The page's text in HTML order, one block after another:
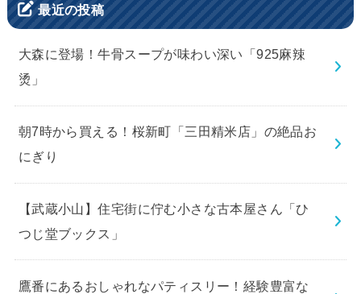
最近の投稿
大森に登場！牛骨スープが味わい深い「925麻辣
烫」
朝7時から買える！桜新町「三田精米店」の絶品お
にぎり
【武蔵小山】住宅街に佇む小さな古本屋さん「ひ
つじ堂ブックス」
鷹番にあるおしゃれなパティスリー！経験豊富な